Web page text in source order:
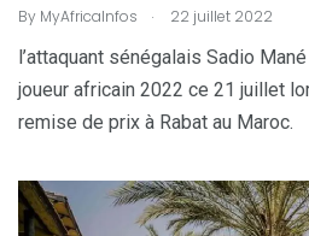
By MyAfricaInfos . 22 juillet 2022
l’attaquant sénégalais Sadio
joueur africain 2022 ce 21 juillet
remise de prix à Rabat au Maroc.